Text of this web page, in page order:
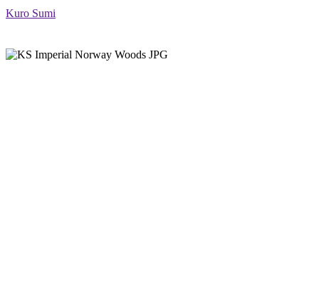
Kuro Sumi